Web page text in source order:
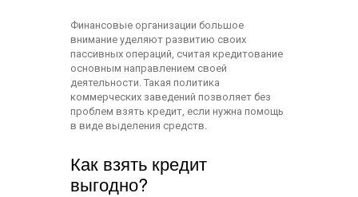
Финансовые организации большое
внимание уделяют развитию своих
пассивных операций, считая кредитование
основным направлением своей
деятельности. Такая политика
коммерческих заведений позволяет без
проблем взять кредит, если нужна помощь
в виде выделения средств.
Как взять кредит
выгодно?